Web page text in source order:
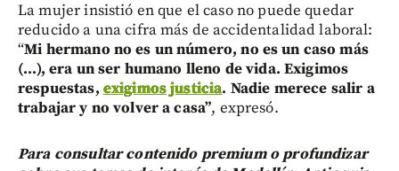
La mujer insistió en que el caso no puede quedar
reducido a una cifra más de accidentalidad laboral:
“Mi hermano no es un número, no es un caso más
(...), era un ser humano lleno de vida. Exigimos
respuestas, exigimos justicia. Nadie merece salir a
trabajar y no volver a casa”, expresó.
Para consultar contenido premium o profundizar